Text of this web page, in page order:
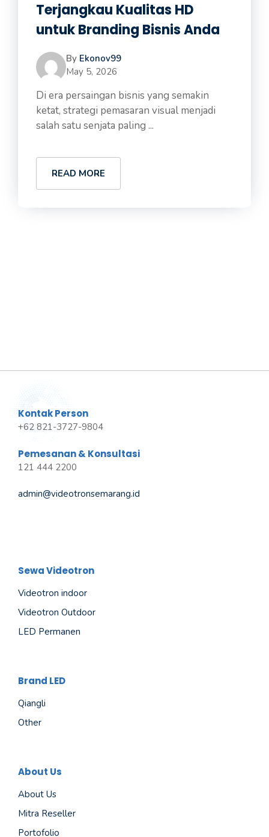
Terjangkau Kualitas HD
untuk Branding Bisnis Anda
By Ekonov99
May 5, 2026
Di era persaingan bisnis yang semakin
ketat, strategi pemasaran visual menjadi
salah satu senjata paling ...
READ MORE
Kontak Person
+62 821-3727-9804
Pemesanan & Konsultasi
121 444 2200
admin@videotronsemarang.id
Sewa Videotron
Videotron indoor
Videotron Outdoor
LED Permanen
Brand LED
Qiangli
Other
About Us
About Us
Mitra Reseller
Portofolio